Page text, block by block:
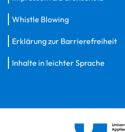
Whistle Blowing
Erklärung zur Barrierefreiheit
Inhalte in leichter Sprache